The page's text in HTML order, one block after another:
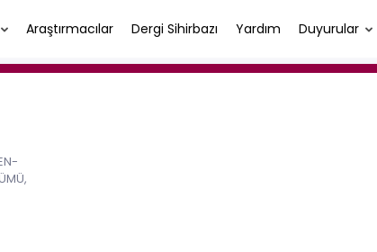
Araştırmacılar Dergi Sihirbazı Yardım Duyurular